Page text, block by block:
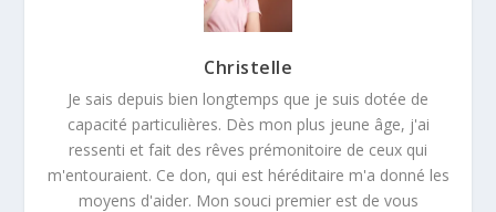
Christelle
Je sais depuis bien longtemps que je suis dotée de
capacité particulières. Dès mon plus jeune âge, j'ai
ressenti et fait des rêves prémonitoire de ceux qui
m'entouraient. Ce don, qui est héréditaire m'a donné les
moyens d'aider. Mon souci premier est de vous